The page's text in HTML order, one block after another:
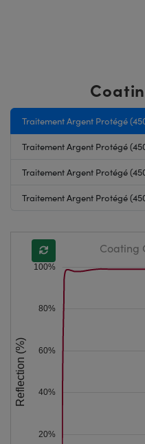
Traitement Argent Protégé
Traitement Argent Protégé
Traitement Argent Protégé
Traitement Argent Protégé
20%
40%
60%
80%
100%
Reflection (%)
Coating